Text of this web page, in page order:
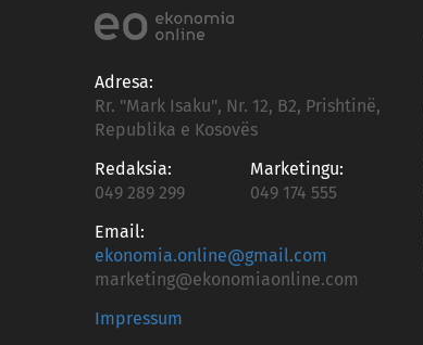
Adresa:
Rr. "Mark Isaku", Nr. 12, B2, Prishtinë,
Republika e Kosovës
Redaksia:
049 289 299
Marketingu:
049 174 555
Email:
ekonomia.online@gmail.com
marketing@ekonomiaonline.com
Impressum